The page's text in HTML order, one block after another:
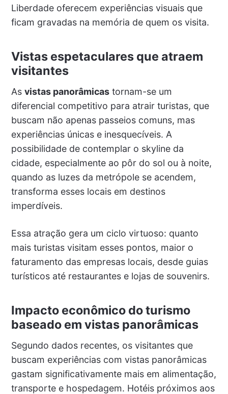
Liberdade oferecem experiências visuais que
ficam gravadas na memória de quem os visita.
Vistas espetaculares que atraem
visitantes
As vistas panorâmicastornam-se um
diferencial competitivo para atrair turistas, que
buscam não apenas passeios comuns, mas
experiências únicas e inesquecíveis. A
possibilidade de contemplar o skyline da
cidade, especialmente ao pôr do sol ou à noite,
quando as luzes da metrópole se acendem,
transforma esses locais em destinos
imperdíveis.
Essa atração gera um ciclo virtuoso: quanto
mais turistas visitam esses pontos, maior o
faturamento das empresas locais, desde guias
turísticos até restaurantes e lojas de souvenirs.
Impacto econômico do turismo
baseado em vistas panorâmicas
Segundo dados recentes, os visitantes que
buscam experiências com vistas panorâmicas
gastam significativamente mais em alimentação,
transporte e hospedagem. Hotéis próximos aos